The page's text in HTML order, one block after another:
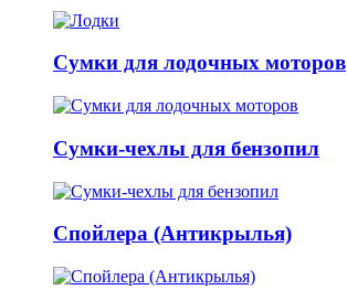
Сумки для лодочных моторов
Сумки-чехлы для бензопил
Спойлера (Антикрылья)